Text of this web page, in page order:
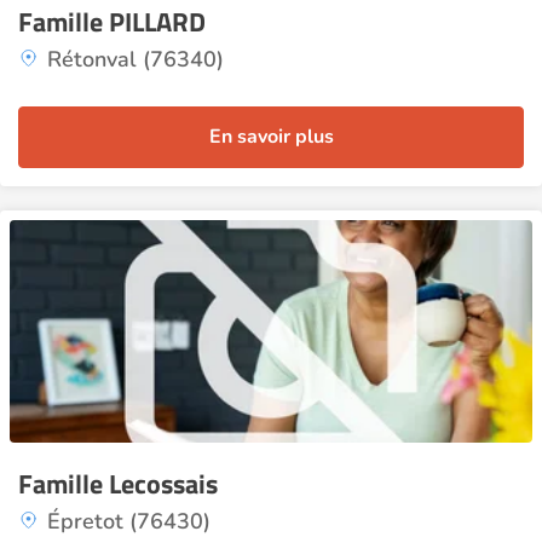
Famille PILLARD
Rétonval (76340)
En savoir plus
Famille Lecossais
Épretot (76430)